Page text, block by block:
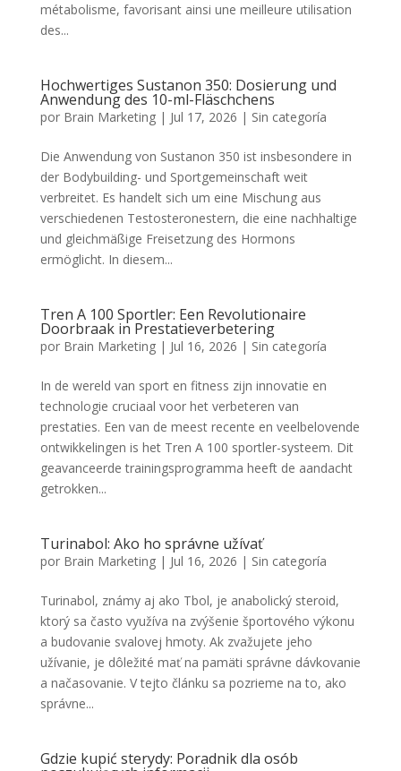
métabolisme, favorisant ainsi une meilleure utilisation
des...
Hochwertiges Sustanon 350: Dosierung und
Anwendung des 10-ml-Fläschchens
por Brain Marketing| Jul 17, 2026 | Sin categoría
Die Anwendung von Sustanon 350 ist insbesondere in
der Bodybuilding- und Sportgemeinschaft weit
verbreitet. Es handelt sich um eine Mischung aus
verschiedenen Testosteronestern, die eine nachhaltige
und gleichmäßige Freisetzung des Hormons
ermöglicht. In diesem...
Tren A 100 Sportler: Een Revolutionaire
Doorbraak in Prestatieverbetering
por Brain Marketing| Jul 16, 2026 | Sin categoría
In de wereld van sport en fitness zijn innovatie en
technologie cruciaal voor het verbeteren van
prestaties. Een van de meest recente en veelbelovende
ontwikkelingen is het Tren A 100 sportler-systeem. Dit
geavanceerde trainingsprogramma heeft de aandacht
getrokken...
Turinabol: Ako ho správne užívať
por Brain Marketing| Jul 16, 2026 | Sin categoría
Turinabol, známy aj ako Tbol, je anabolický steroid,
ktorý sa často využíva na zvýšenie športového výkonu
a budovanie svalovej hmoty. Ak zvažujete jeho
užívanie, je dôležité mať na pamäti správne dávkovanie
a načasovanie. V tejto článku sa pozrieme na to, ako
správne...
Gdzie kupić sterydy: Poradnik dla osób